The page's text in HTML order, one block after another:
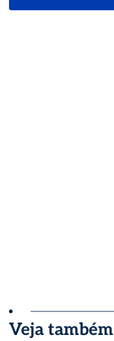
Veja também